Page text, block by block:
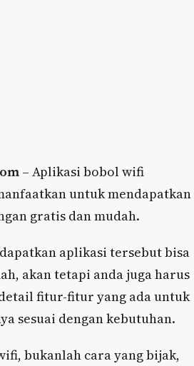
– Aplikasi bobol wifi
untuk mendapatkan
gratis dan mudah.
aplikasi tersebut bisa
akan tetapi anda juga harus
fitur-fitur yang ada untuk
sesuai dengan kebutuhan.
bukanlah cara yang bijak,